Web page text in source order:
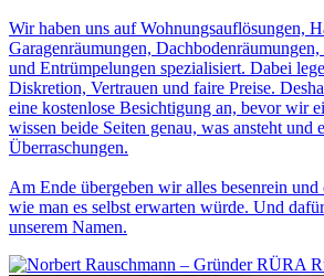
Wir haben uns auf Wohnungsauflösungen,
Garagenräumungen,
und Entrümpelungen spezialisiert. Dabei
Diskretion, Vertrauen und faire Preise.
eine kostenlose Besichtigung an, bevor wir
wissen beide Seiten genau, was ansteht und
Überraschungen.
Am Ende übergeben wir alles besenrein
wie man es selbst erwarten würde. Und
unserem Namen.